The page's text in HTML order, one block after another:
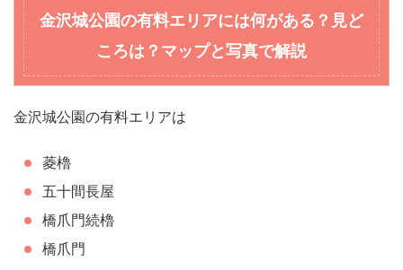
金沢城公園の有料エリアには何がある？見ど
ころは？マップと写真で解説
金沢城公園の有料エリアは
菱櫓
五十間長屋
橋爪門続櫓
橋爪門